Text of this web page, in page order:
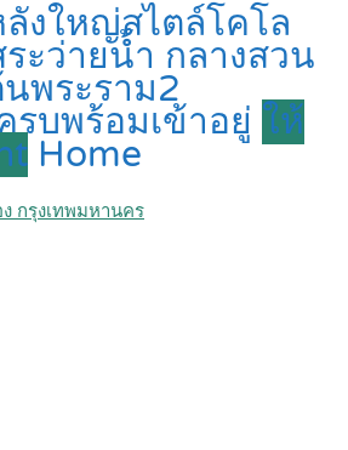
งใหญ่สไตล์โคโล
ะว่ายน้ำ กลางสวน
พระราม2
รบพร้อมเข้าอยู่ ให้
Home
กรุงเทพมหานคร